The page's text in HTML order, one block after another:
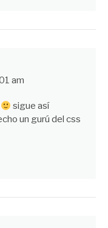
am
sigue así
un gurú del css